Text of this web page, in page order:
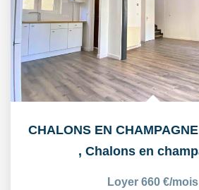
, Chalons en
Loyer 660 €/mois